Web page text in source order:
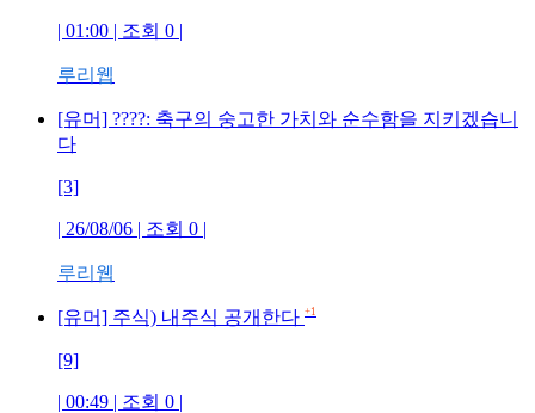
| 01:00 | 조회 0 |
루리웹
[유머] ????: 축구의 숭고한 가치와 순수함을 지키겠습니
다
[3]
| 26/08/06 | 조회 0 |
루리웹
[유머] 주식) 내주식 공개한다 +1
[9]
| 00:49 | 조회 0 |